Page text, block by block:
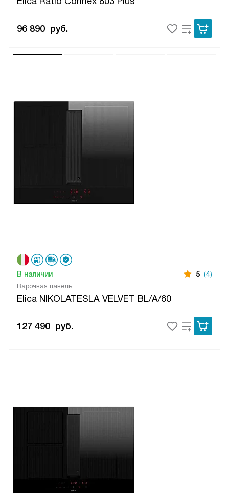
96 890 руб.
Варочная панель
Elica NIKOLATESLA VELVET BL/A/60
В наличии 5 (4)
127 490 руб.